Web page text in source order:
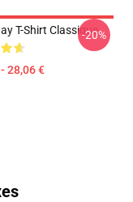
T-Shirt Classique
28,06 €
-20%